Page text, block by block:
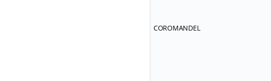
COROMANDEL